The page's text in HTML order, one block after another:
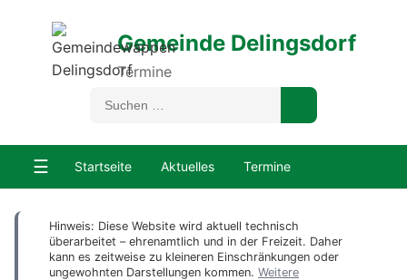
Gemeinde Delingsdorf
Termine
☰ Startseite Aktuelles Termine
Hinweis: Diese Website wird aktuell technisch
überarbeitet – ehrenamtlich und in der Freizeit. Daher
kann es zeitweise zu kleineren Einschränkungen oder
ungewohnten Darstellungen kommen. Weitere